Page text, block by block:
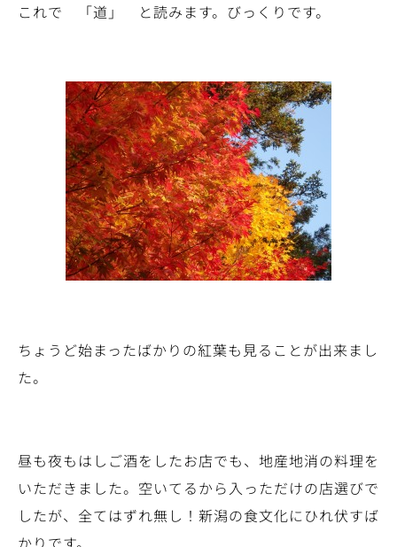
これで 「道」 と読みます。びっくりです。
ちょうど始まったばかりの紅葉も見ることが出来まし
た。
昼も夜もはしご酒をしたお店でも、地産地消の料理を
いただきました。空いてるから入っただけの店選びで
したが、全てはずれ無し！新潟の食文化にひれ伏すば
かりです。